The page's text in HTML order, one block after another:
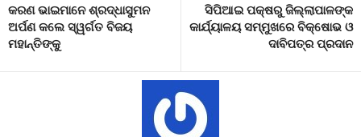
କରଣ ଭାଇମାନେ ଶ୍ରଦ୍ଧାସୁମନ
ଅର୍ପଣ କଲେ ସ‌୍ୱର୍ଗତ ବିଜୟ
ମହାନ୍ତିଙ୍କୁ
ସିପିଆଇ ପକ୍ଷରୁ ଜିଲ୍ଲାପାଳଙ୍କ
କାର୍ଯ୍ୟାଳୟ ସମ୍ମୁଖରେ ବିକ୍ଷୋଭ ଓ
ଦାବିପତ୍ର ପ୍ରଦାନ